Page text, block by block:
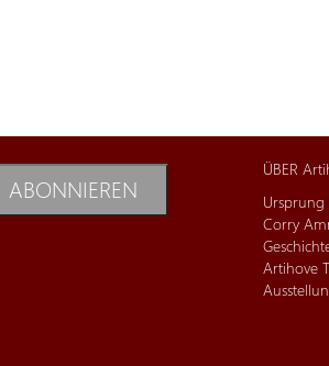
ABONNIEREN
ÜBER
Ursprung
Corry
Artihove